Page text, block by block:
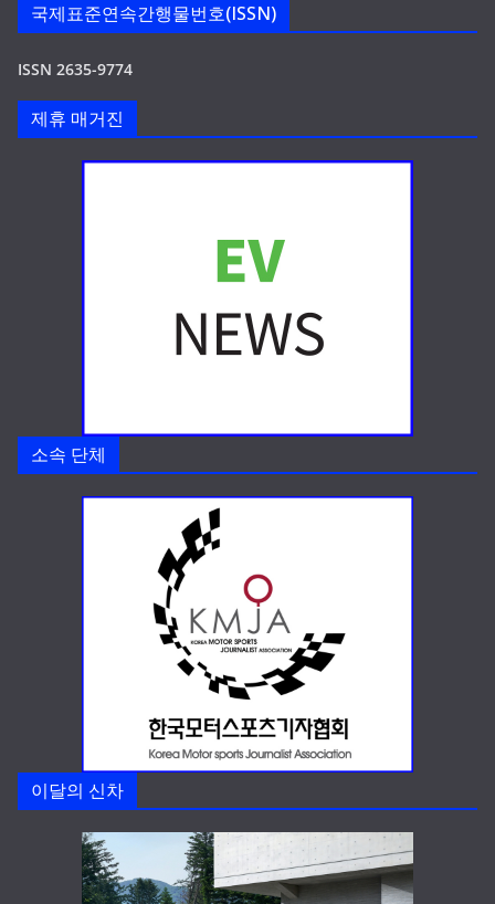
국제표준연속간행물번호(ISSN)
ISSN 2635-9774
제휴 매거진
소속 단체
이달의 신차